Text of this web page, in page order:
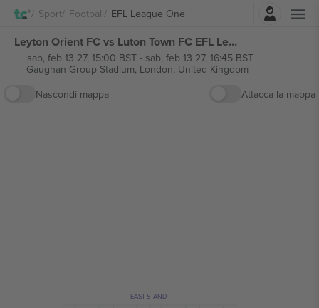
Sport Football EFL League OneAccesso
Leyton Orient FC vs Luton Town FC EFL League One biglietti
sab, feb 13 27, 15:00 BST- sab, feb 13 27, 16:45 BST
Gaughan Group Stadium, London, United Kingdom
Nascondi mappa
Attacca la mappa
EAST STAND